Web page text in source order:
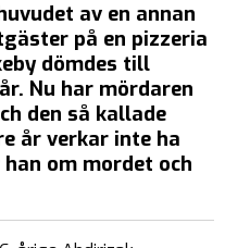
av en annan
på en pizzeria
dömdes till
Nu har mördaren
den så kallade
år verkar inte ha
om mordet och